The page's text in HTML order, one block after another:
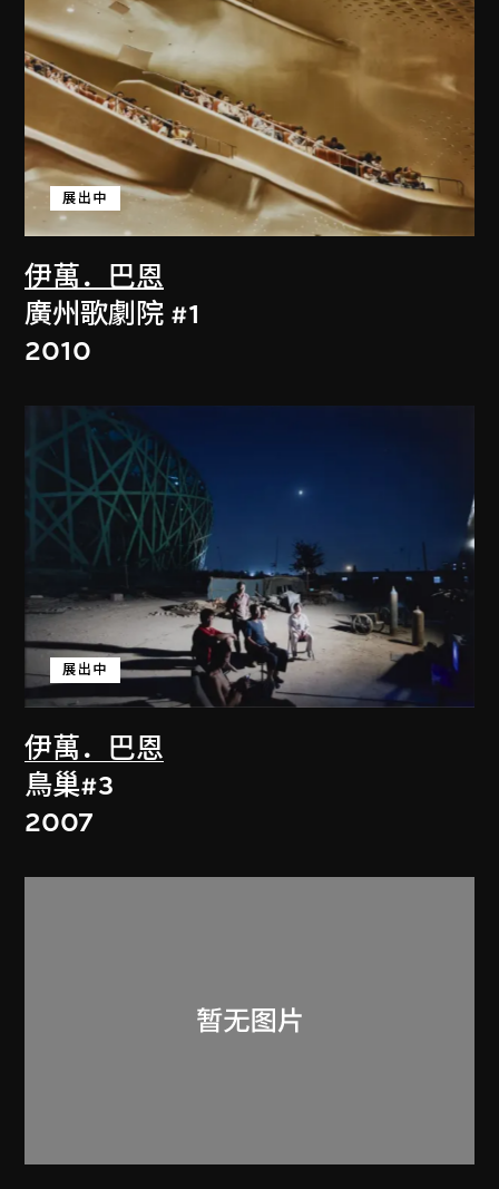
伊萬．巴恩
展出中
廣州歌劇院 #1
2010
伊萬．巴恩
展出中
鳥巢#3
2007